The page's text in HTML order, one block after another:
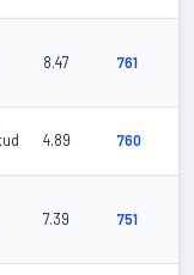
8.47 761
4.89 760
7.39 751